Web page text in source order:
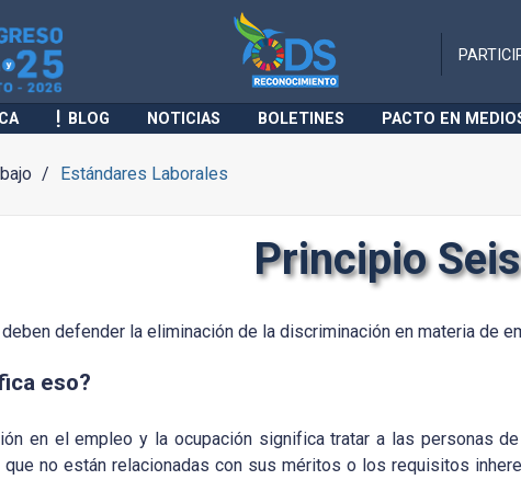
BLOG NOTICIAS BOLETINES PACTO EN
Estándares Laborales
Principio Seis
defender la eliminación de la discriminación en materia de
eso?
en el empleo y la ocupación significa tratar a las personas
no están relacionadas con sus méritos o los requisitos